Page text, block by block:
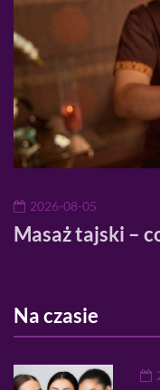
2026-08-05
Masaż tajski –
Na czasie